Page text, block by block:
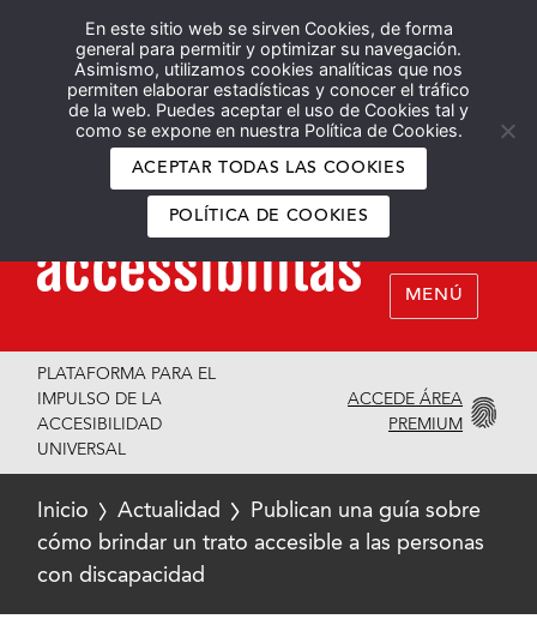
En este sitio web se sirven Cookies, de forma
general para permitir y optimizar su navegación.
Asimismo, utilizamos cookies analíticas que nos
permiten elaborar estadísticas y conocer el tráfico
de la web. Puedes aceptar el uso de Cookies tal y
como se expone en nuestra Política de Cookies.
ACEPTAR TODAS LAS COOKIES
POLÍTICA DE COOKIES
Español English
MENÚ
PLATAFORMA PARA EL
IMPULSO DE LA
ACCESIBILIDAD
UNIVERSAL
ACCEDE ÁREA
PREMIUM
Inicio Actualidad
Publican una guía sobre
cómo brindar un trato accesible a las personas
con discapacidad